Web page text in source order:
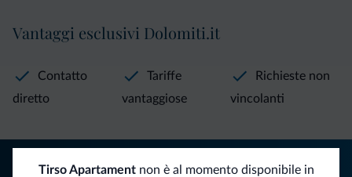
Tirso Apartamentnon è al momento disponibile in
Vantaggi esclusivi Dolomiti.it
Contatto
diretto
Tariffe
vantaggiose
Richieste non
vincolanti
Consigli dalle Dolomiti